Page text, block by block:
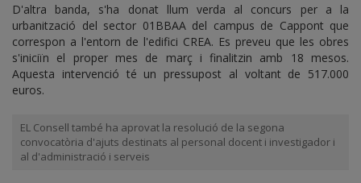
D'altra banda, s'ha donat llum verda al concurs per a la
urbanització del sector 01BBAA del campus de Cappont que
correspon a l'entorn de l'edifici CREA. Es preveu que les obres
s'iniciïn el proper mes de març i finalitzin amb 18 mesos.
Aquesta intervenció té un pressupost al voltant de 517.000
euros.
EL Consell també ha aprovat la resolució de la segona
convocatòria d'ajuts destinats al personal docent i investigador i
al d'administració i serveis